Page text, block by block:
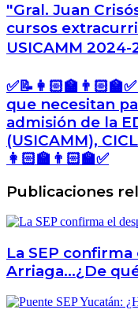
💥
La
licenciatura
Educación
Inicial
del
Benemérito
Instituto
Normal
del
"Gral.
Crisóstomo
convoca
a
cursos
aprobados
"Gral. Juan
cursos
USICAMM 2024-
✅
📝
👩🏻‍🏫
👨🏻‍🏫
✅
Estos
son
requisitos
necesitan
participación
en
la
admisión
que necesitan
admisión de la
(USICAMM),
👩🏻‍🏫👨🏻‍🏫✅
Publicaciones
La SEP
Arriaga…¿De